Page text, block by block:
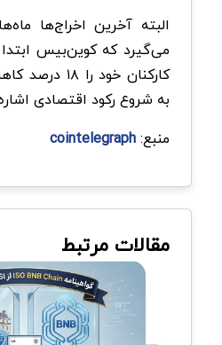
البته آخرین اخراج‌ها
کارکنان خود
به شروع رکود اقتصادی
منبع:cointelegraph
مقالات مرتبط